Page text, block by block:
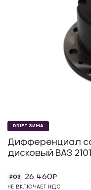
DRIFT ЗИМА
Дифференциал
дисковый ВАЗ
РОЗ 26 460
НЕ ВКЛЮЧАЕТ НДС